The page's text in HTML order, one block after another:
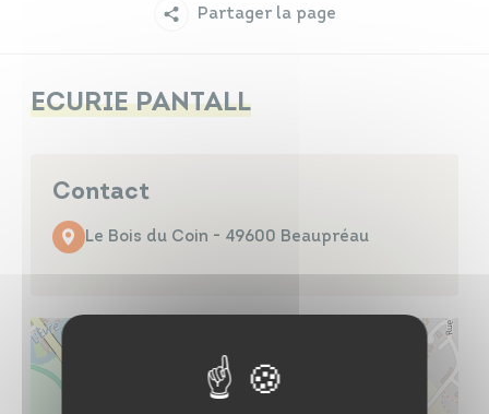
Partager la page
ECURIE PANTALL
Contact
Le Bois du Coin - 49600 Beaupréau
Annuaires